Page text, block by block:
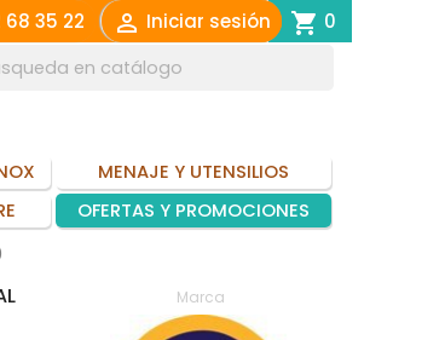
68 35 22  Iniciar sesión shopping_cart 0
MENAJE Y UTENSILIOS
OFERTAS Y PROMOCIONES
Marca